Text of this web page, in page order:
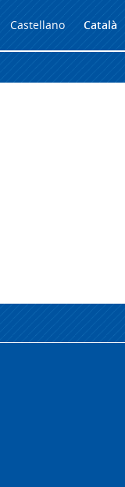
Castellano Català